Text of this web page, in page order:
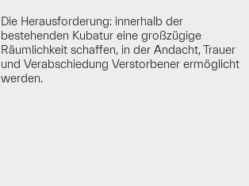
Die Herausforderung: innerhalb der
bestehenden Kubatur eine großzügige
Räumlichkeit schaffen, in der Andacht, Trauer
und Verabschiedung Verstorbener ermöglicht
werden.